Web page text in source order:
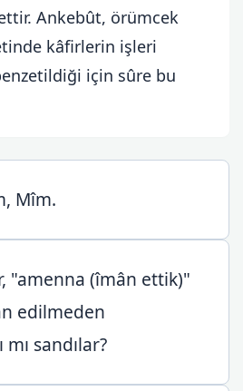
Ankebût, örümcek
kâfirlerin işleri
için sûre bu
Mîm.
"amenna (îmân ettik)"
edilmeden
mı sandılar?